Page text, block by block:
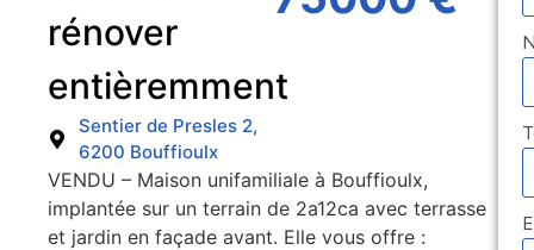
rénover
entièremment
Sentier de Presles 2,
6200 Bouffioulx
VENDU – Maison unifamiliale à Bouffioulx,
implantée sur un terrain de 2a12ca avec terrasse
et jardin en façade avant. Elle vous offre :